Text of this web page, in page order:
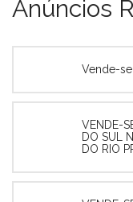
Anúncios
Vende-
VENDE-
DO SUL
DO RIO